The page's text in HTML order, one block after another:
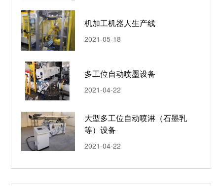
机加工机器人生产线
2021-05-18
多工位自动喷墨设备
2021-04-22
大型多工位自动喷淋（石墨乳
等）设备
2021-04-22